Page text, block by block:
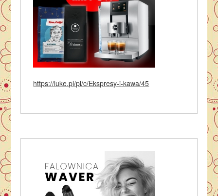
https://luke.pl/pl/c/Ekspresy-i-kawa/45